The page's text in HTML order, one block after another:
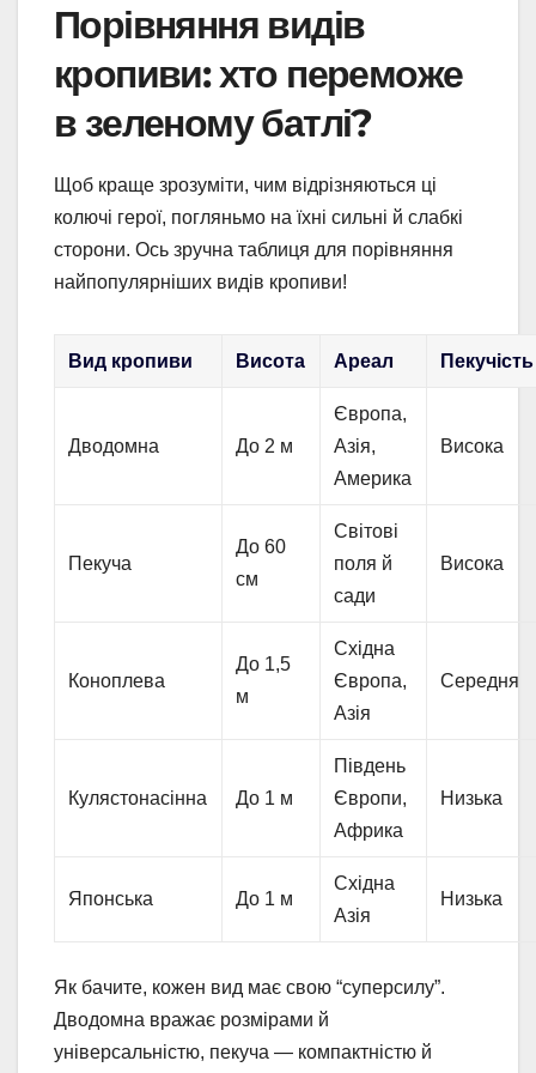
Порівняння видів
кропиви: хто переможе
в зеленому батлі?
Щоб краще зрозуміти, чим відрізняються ці
колючі герої, погляньмо на їхні сильні й слабкі
сторони. Ось зручна таблиця для порівняння
найпопулярніших видів кропиви!
Вид кропиви Висота Ареал Пекучість
Дводомна До 2 м
Європа,
Азія,
Америка
Висока
Пекуча
До 60
см
Світові
поля й
сади
Висока
Коноплева
До 1,5
м
Східна
Європа,
Азія
Середня
Кулястонасінна До 1 м
Південь
Європи,
Африка
Низька
Японська До 1 м
Східна
Азія
Низька
Як бачите, кожен вид має свою “суперсилу”.
Дводомна вражає розмірами й
універсальністю, пекуча — компактністю й